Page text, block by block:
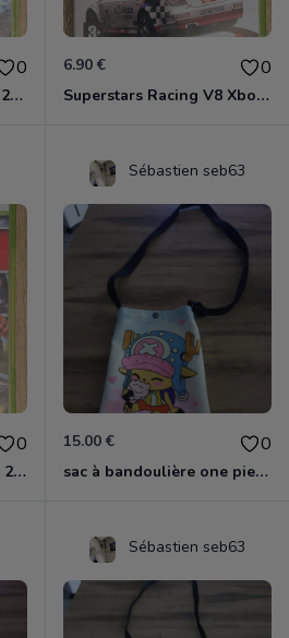
0
Tekken Tag Tournament 2 Xbox 360
6.90 € 0
Superstars Racing V8 Xbox 360
0
Marvel Ultimate Alliance 2 Xbox 360
Sébastien seb63
15.00 € 0
sac à bandoulière one piece chopper
Sébastien seb63